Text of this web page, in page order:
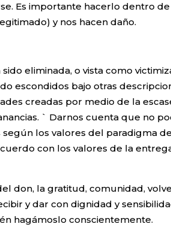
Es importante hacerlo dentro
y nos hacen daño.
eliminada, o vista como
escondidos bajo otras
creadas por medio de la
` Darnos cuenta que no
los valores del paradigma
con los valores de la
don, la gratitud, comunidad,
y dar con dignidad y
hagámoslo conscientemente.